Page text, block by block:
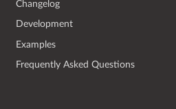
Changelog
Development
Examples
Frequently Asked Questions